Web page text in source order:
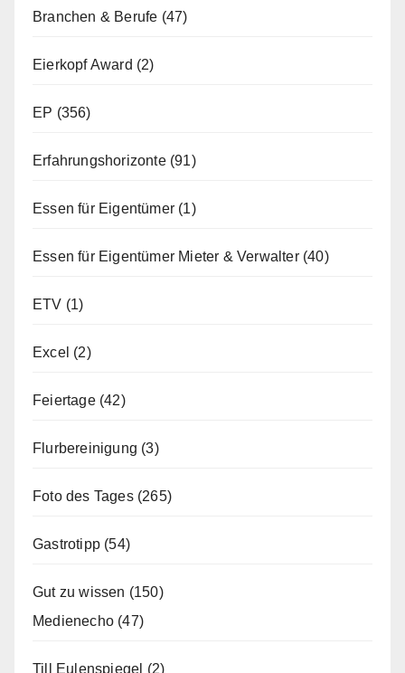
Branchen & Berufe (47)
Eierkopf Award (2)
EP (356)
Erfahrungshorizonte(91)
Essen für Eigentümer (1)
Essen für Eigentümer Mieter & Verwalter(40)
ETV (1)
Excel (2)
Feiertage(42)
Flurbereinigung (3)
Foto des Tages(265)
Gastrotipp (54)
Gut zu wissen (150)
Medienecho (47)
Till Eulenspiegel (2)